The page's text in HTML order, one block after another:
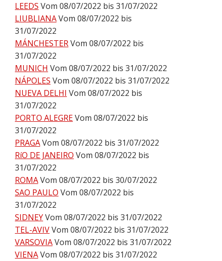
LEEDS Vom 08/07/2022 bis 31/07/2022
LIUBLIANAVom 08/07/2022 bis
31/07/2022
MÁNCHESTERVom 08/07/2022 bis
31/07/2022
MUNICH Vom 08/07/2022 bis 31/07/2022
NÁPOLES Vom 08/07/2022 bis 31/07/2022
NUEVA DELHI Vom 08/07/2022 bis
31/07/2022
PORTO ALEGREVom 08/07/2022 bis
31/07/2022
PRAGAVom 08/07/2022 bis 31/07/2022
RíO DE JANEIRO Vom 08/07/2022 bis
31/07/2022
ROMAVom 08/07/2022 bis 30/07/2022
SAO PAULO Vom 08/07/2022 bis
31/07/2022
SIDNEYVom 08/07/2022 bis 31/07/2022
TEL-AVIVVom 08/07/2022 bis 31/07/2022
VARSOVIAVom 08/07/2022 bis 31/07/2022
VIENAVom 08/07/2022 bis 31/07/2022